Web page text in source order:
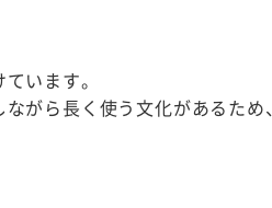
います。
がら長く使う文化があるため、